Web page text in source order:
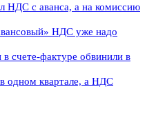
НДС с аванса, а на комиссию
НДС уже надо
счете-фактуре обвинили в
одном квартале, а НДС